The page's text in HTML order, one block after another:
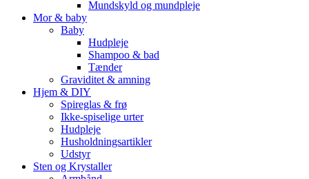
Mundskyld og mundpleje
Mor & baby
Baby
Hudpleje
Shampoo & bad
Tænder
Graviditet & amning
Hjem & DIY
Spireglas & frø
Ikke-spiselige urter
Hudpleje
Husholdningsartikler
Udstyr
Sten og Krystaller